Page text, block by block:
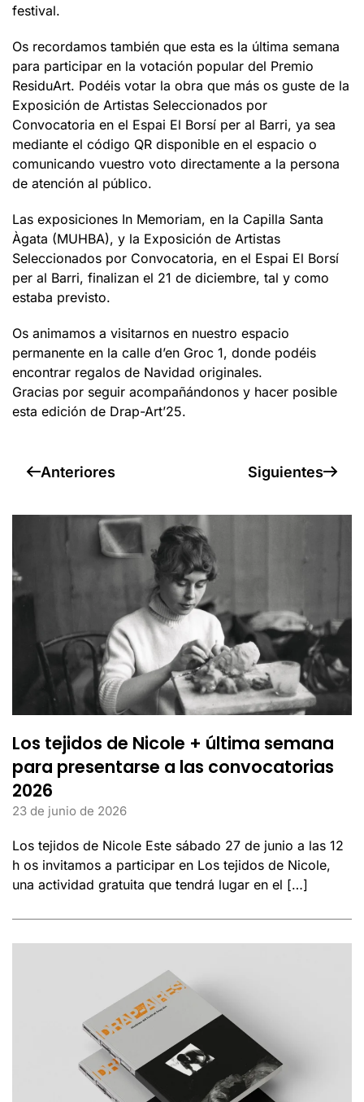
festival.
Os recordamos también que esta es la última semana
para participar en la votación popular del Premio
ResiduArt. Podéis votar la obra que más os guste de la
Exposición de Artistas Seleccionados por
Convocatoria en el Espai El Borsí per al Barri, ya sea
mediante el código QR disponible en el espacio o
comunicando vuestro voto directamente a la persona
de atención al público.
Las exposiciones In Memoriam, en la Capilla Santa
Àgata (MUHBA), y la Exposición de Artistas
Seleccionados por Convocatoria, en el Espai El Borsí
per al Barri, finalizan el 21 de diciembre, tal y como
estaba previsto.
Os animamos a visitarnos en nuestro espacio
permanente en la calle d’en Groc 1, donde podéis
encontrar regalos de Navidad originales.
Gracias por seguir acompañándonos y hacer posible
esta edición de Drap-Art’25.
Anteriores Siguientes
Los tejidos de Nicole + última semana
para presentarse a las convocatorias
2026
23 de junio de 2026
Los tejidos de Nicole Este sábado 27 de junio a las 12
h os invitamos a participar en Los tejidos de Nicole,
una actividad gratuita que tendrá lugar en el […]